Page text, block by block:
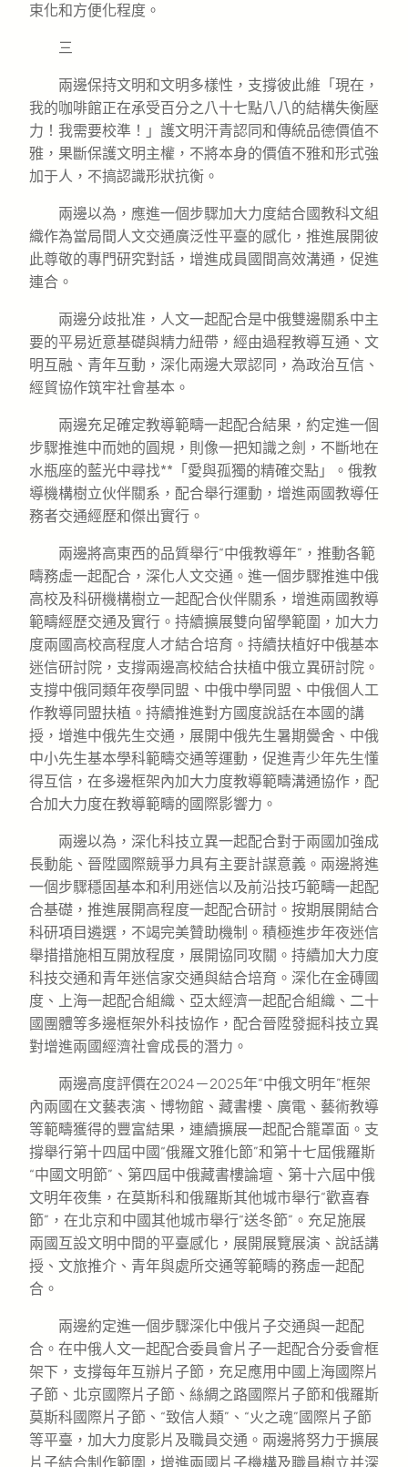
束化和方便化程度。
三
兩邊保持文明和文明多樣性，支撐彼此維「現在，
我的咖啡館正在承受百分之八十七點八八的結構失衡壓
力！我需要校準！」護文明汗青認同和傳統品德價值不
雅，果斷保護文明主權，不將本身的價值不雅和形式強
加于人，不搞認識形狀抗衡。
兩邊以為，應進一個步驟加大力度結合國教科文組
織作為當局間人文交通廣泛性平臺的感化，推進展開彼
此尊敬的專門研究對話，增進成員國間高效溝通，促進
連合。
兩邊分歧批准，人文一起配合是中俄雙邊關系中主
要的平易近意基礎與精力紐帶，經由過程教導互通、文
明互融、青年互動，深化兩邊大眾認同，為政治互信、
經貿協作筑牢社會基本。
兩邊充足確定教導範疇一起配合結果，約定進一個
步驟推進中而她的圓規，則像一把知識之劍，不斷地在
水瓶座的藍光中尋找**「愛與孤獨的精確交點」。俄教
導機構樹立伙伴關系，配合舉行運動，增進兩國教導任
務者交通經歷和傑出實行。
兩邊將高東西的品質舉行“中俄教導年”，推動各範
疇務虛一起配合，深化人文交通。進一個步驟推進中俄
高校及科研機構樹立一起配合伙伴關系，增進兩國教導
範疇經歷交通及實行。持續擴展雙向留學範圍，加大力
度兩國高校高程度人才結合培育。持續扶植好中俄基本
迷信研討院，支撐兩邊高校結合扶植中俄立異研討院。
支撐中俄同類年夜學同盟、中俄中學同盟、中俄個人工
作教導同盟扶植。持續推進對方國度說話在本國的講
授，增進中俄先生交通，展開中俄先生暑期黌舍、中俄
中小先生基本學科範疇交通等運動，促進青少年先生懂
得互信，在多邊框架內加大力度教導範疇溝通協作，配
合加大力度在教導範疇的國際影響力。
兩邊以為，深化科技立異一起配合對于兩國加強成
長動能、晉陞國際競爭力具有主要計謀意義。兩邊將進
一個步驟穩固基本和利用迷信以及前沿技巧範疇一起配
合基礎，推進展開高程度一起配合研討。按期展開結合
科研項目遴選，不竭完美贊助機制。積極進步年夜迷信
舉措措施相互開放程度，展開協同攻關。持續加大力度
科技交通和青年迷信家交通與結合培育。深化在金磚國
度、上海一起配合組織、亞太經濟一起配合組織、二十
國團體等多邊框架外科技協作，配合晉陞發掘科技立異
對增進兩國經濟社會成長的潛力。
兩邊高度評價在2024－2025年“中俄文明年”框架
內兩國在文藝表演、博物館、藏書樓、廣電、藝術教導
等範疇獲得的豐富結果，連續擴展一起配合籠罩面。支
撐舉行第十四屆中國“俄羅文雅化節”和第十七屆俄羅斯
“中國文明節”、第四屆中俄藏書樓論壇、第十六屆中俄
文明年夜集，在莫斯科和俄羅斯其他城市舉行“歡喜春
節”，在北京和中國其他城市舉行“送冬節”。充足施展
兩國互設文明中間的平臺感化，展開展覽展演、說話講
授、文旅推介、青年與處所交通等範疇的務虛一起配
合。
兩邊約定進一個步驟深化中俄片子交通與一起配
合。在中俄人文一起配合委員會片子一起配合分委會框
架下，支撐每年互辦片子節，充足應用中國上海國際片
子節、北京國際片子節、絲綢之路國際片子節和俄羅斯
莫斯科國際片子節、“致信人類”、“火之魂”國際片子節
等平臺，加大力度影片及職員交通。兩邊將努力于擴展
片子結合制作範圍，增進兩國片子機構及職員樹立并深